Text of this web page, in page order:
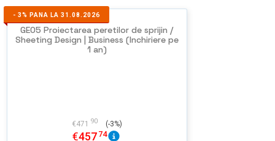
- 3% PANA LA 31.08.2026
GEO5 Proiectarea peretilor de sprijin /
Sheeting Design | Business (Inchiriere pe
1 an)
€471 90 (-3%)
€457 74